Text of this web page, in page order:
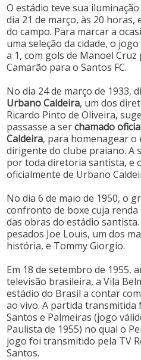
O estádio teve sua
dia 21 de março, às 20
do campo. Para marcar a
uma seleção da cidade, o
a 1, com gols de Manoel Cruz
Camarão para o Santos FC.
No dia 24 de março de 1933,
Urbano Caldeira, um dos
Ricardo Pinto de Oliveira,
passasse a serchamado
Caldeira, para homenagear
dirigente do clube praiano. A
por toda diretoria santista, e
oficialmente de Urbano
No dia 6 de maio de 1950, o
confronto de boxe cuja
das obras do estádio
pesados Joe Louis, um dos
história, e Tommy Giorgio.
Em 18 de setembro de 1955,
televisão brasileira, a Vila
estádio do Brasil a contar
ao vivo. A partida transmitida
Santos e Palmeiras (jogo
Paulista de 1955) no qual o
jogo foi transmitido pela TV
Santos.